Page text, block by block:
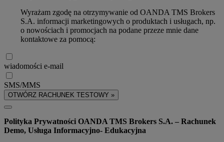
Wyrażam zgodę na otrzymywanie od OANDA TMS Brokers
S.A. informacji marketingowych o produktach i usługach, np.
o nowościach i promocjach na podane przeze mnie dane
kontaktowe za pomocą:
wiadomości e-mail
SMS/MMS
OTWÓRZ RACHUNEK TESTOWY »
Polityka Prywatności OANDA TMS Brokers S.A. – Rachunek
Demo, Usługa Informacyjno- Edukacyjna